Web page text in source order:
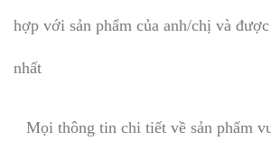
hợp với sản phẩm của anh/chị và
nhất
Mọi thông tin chi tiết về sản phẩm